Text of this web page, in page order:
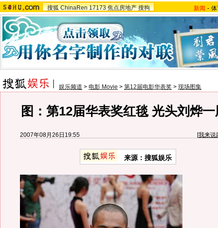
搜狐 ChinaRen 17173 焦点房地产 搜狗 新闻 -
娱乐频道 > 电影 Movie > 第12届电影华表奖 > 现场图集
图：第12届华表奖红毯 光头刘烨
2007年08月26日19:55 [我来说
来源：搜狐娱乐